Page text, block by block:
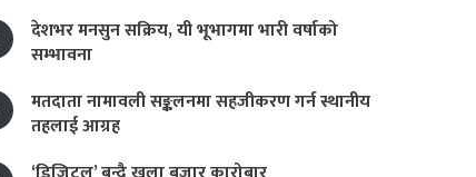
देशभर मनसुन सक्रिय, यी भूभागमा भारी वर्षाको
सम्भावना
मतदाता नामावली सङ्कलनमा सहजीकरण गर्न स्थानीय
तहलाई आग्रह